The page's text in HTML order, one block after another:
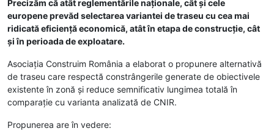
Precizăm că atât reglementările naționale, cât și cele
europene prevăd selectarea variantei de traseu cu cea mai
ridicată eficiență economică, atât în etapa de construcție, cât
și în perioada de exploatare.
Asociația Construim România a elaborat o propunere alternativă
de traseu care respectă constrângerile generate de obiectivele
existente în zonă și reduce semnificativ lungimea totală în
comparație cu varianta analizată de CNIR.
Propunerea are în vedere: